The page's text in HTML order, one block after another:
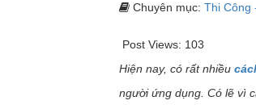
Chuyên mục: Thi Công
Post Views: 103
Hiện nay, có rất nhiều
người ứng dụng. Có lẽ vì